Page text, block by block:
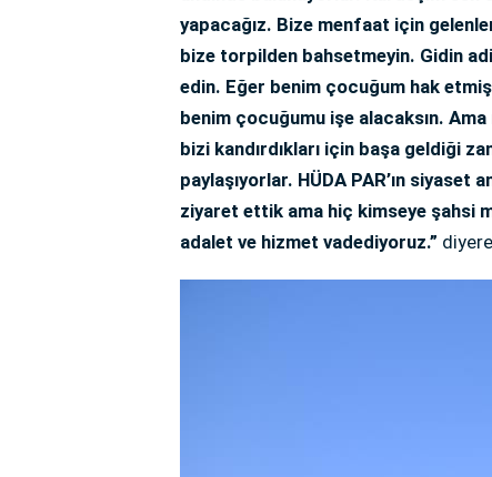
yapacağız. Bize menfaat için
bize torpilden bahsetmeyin. Gidin
edin. Eğer benim çocuğum hak
benim çocuğumu işe alacaksın.
bizi kandırdıkları için başa geldiği
paylaşıyorlar. HÜDA PAR’ın siyaset
ziyaret ettik ama hiç kimseye şahsi
adalet ve hizmet vadediyoruz.”